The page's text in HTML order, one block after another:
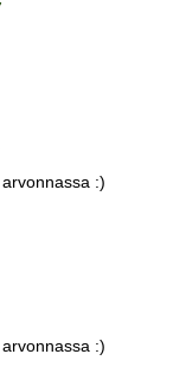
:)
:)